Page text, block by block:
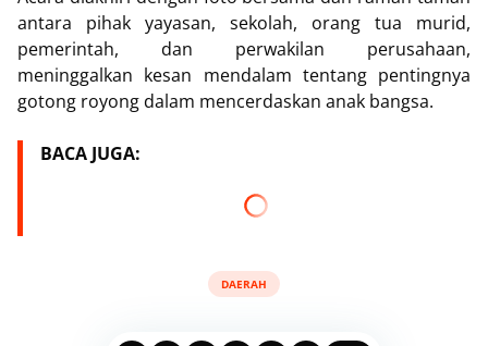
antara pihak yayasan, sekolah, orang tua murid,
pemerintah, dan perwakilan perusahaan,
meninggalkan kesan mendalam tentang pentingnya
gotong royong dalam mencerdaskan anak bangsa.
BACA JUGA:
DAERAH